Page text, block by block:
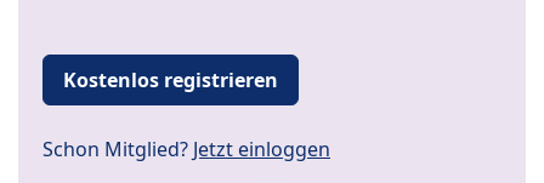
Kostenlos registrieren
Schon Mitglied? Jetzt einloggen